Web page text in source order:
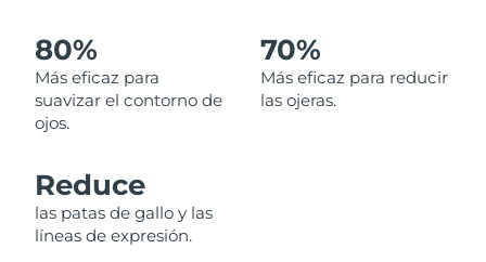
80%
Más eficaz para
suavizar el contorno de
ojos.
70%
Más eficaz para reducir
las ojeras.
Reduce
las patas de gallo y las
líneas de expresión.
Filipinas Entrega prevista
Polonia Entrega prevista
Puerto Rico
Catar